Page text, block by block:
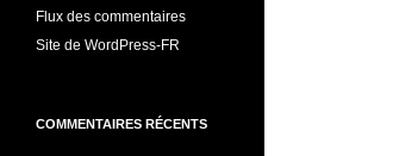
Flux des commentaires
Site de WordPress-FR
COMMENTAIRES RÉCENTS